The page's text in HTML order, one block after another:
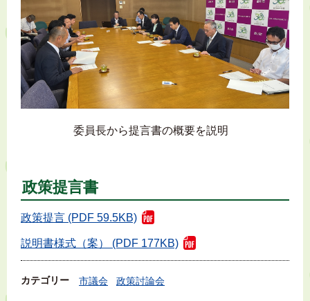
委員長から提言書の概要を説明
政策提言書
政策提言 (PDF 59.5KB)
説明書様式（案） (PDF 177KB)
カテゴリー 市議会 政策討論会